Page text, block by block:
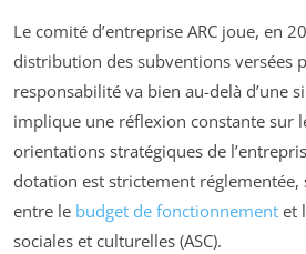
Le comité d’entreprise ARC joue, en
distribution des subventions versées
responsabilité va bien au-delà d’une
implique une réflexion constante sur
orientations stratégiques de
dotation est strictement
entre le budget de fonctionnement et
sociales et culturelles (ASC).